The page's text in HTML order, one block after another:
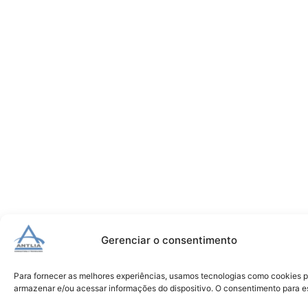
Gerenciar o consentimento
Para fornecer as melhores experiências, usamos tecnologias como cookies
armazenar e/ou acessar informações do dispositivo. O consentimento para